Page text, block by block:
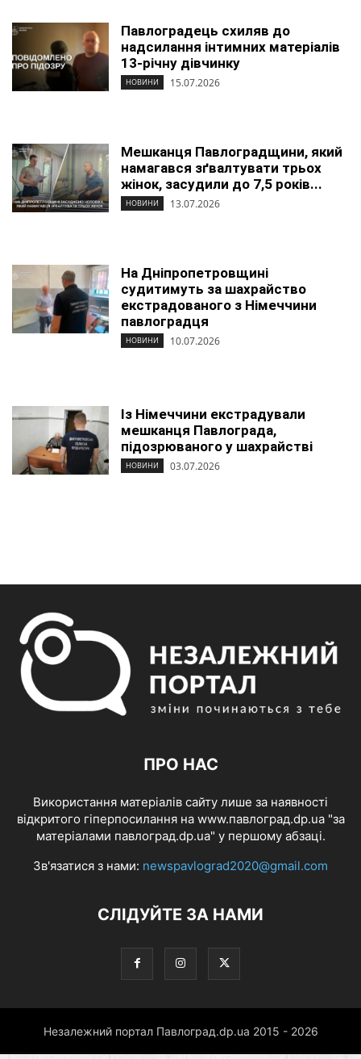
Павлоградець схиляв до
надсилання інтимних матеріалів
13-річну дівчинку
НОВИНИ 15.07.2026
Мешканця Павлоградщини, який
намагався зґвалтувати трьох
жінок, засудили до 7,5 років...
НОВИНИ 13.07.2026
На Дніпропетровщині
судитимуть за шахрайство
екстрадованого з Німеччини
павлоградця
НОВИНИ 10.07.2026
Із Німеччини екстрадували
мешканця Павлограда,
підозрюваного у шахрайстві
НОВИНИ 03.07.2026
ПРО НАС
Використання матеріалів сайту лише за наявності
відкритого гіперпосилання на www.павлоград.dp.ua "за
матеріалами павлоград.dp.ua" у першому абзаці.
Зв'язатися з нами: newspavlograd2020@gmail.com
СЛІДУЙТЕ ЗА НАМИ
Незалежний портал Павлоград.dp.ua 2015 - 2026